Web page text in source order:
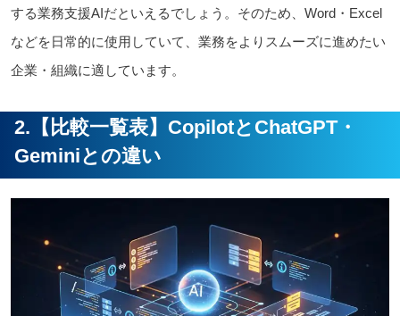
する業務支援AIだといえるでしょう。そのため、Word・Excel
などを日常的に使用していて、業務をよりスムーズに進めたい
企業・組織に適しています。
2.【比較一覧表】CopilotとChatGPT・
Geminiとの違い